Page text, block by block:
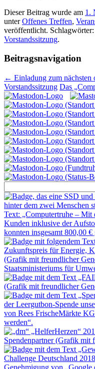
Dieser Beitrag wurde am 1.
unterOffenes Treffen,
veröffentlicht. Schlagwörter:
Vorstandssitzung.
Beitragsnavigation
← Einladung zum
Vorstandssitzung Das
nach: